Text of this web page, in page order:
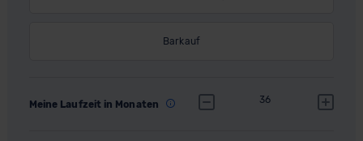
Barkauf
Meine Laufzeit in Monaten 36